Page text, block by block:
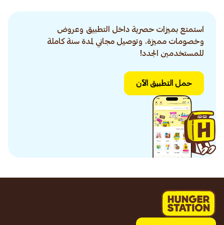
استمتع بميزات حصرية داخل التطبيق وعروض
وخصومات مميزة. وتوصيل مجاني لمدة سنة كاملة
للمستخدمين الجدد!
حمل التطبيق الآن